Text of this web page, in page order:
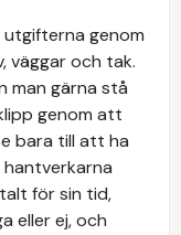
genom
väggar och tak.
man gärna stå
genom att
bara till att ha
för sin tid,
eller ej, och